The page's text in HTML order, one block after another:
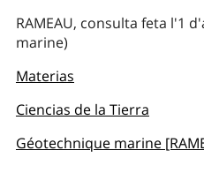
RAMEAU, consulta feta l'1
marine)
Materias
Ciencias de la Tierra
Géotechnique marine